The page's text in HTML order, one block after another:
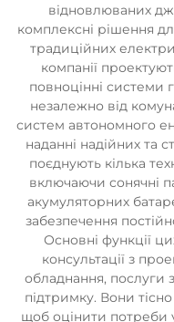
відновлюваних
комплексні рішення
традиційних
компанії
повноцінні системи
незалежно від
систем автономного
наданні надійних та
поєднують кілька
включаючи сонячні
акумуляторних
забезпечення
Основні функції
консультації з
обладнання, послуги
підтримку. Вони
щоб оцінити потреби